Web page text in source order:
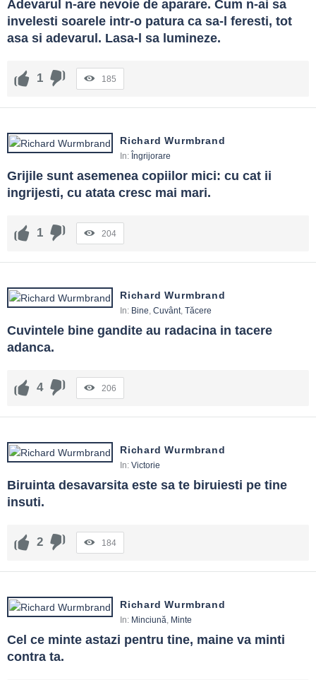
Adevarul n-are nevoie de aparare. Cum n-ai sa
invelesti soarele intr-o patura ca sa-l feresti, tot
asa si adevarul. Lasa-l sa lumineze.
1 185
Richard Wurmbrand
In: Îngrijorare
Grijile sunt asemenea copiilor mici: cu cat ii
ingrijesti, cu atata cresc mai mari.
1 204
Richard Wurmbrand
In: Bine, Cuvânt, Tăcere
Cuvintele bine gandite au radacina in tacere
adanca.
4 206
Richard Wurmbrand
In: Victorie
Biruinta desavarsita este sa te biruiesti pe tine
insuti.
2 184
Richard Wurmbrand
In: Minciună, Minte
Cel ce minte astazi pentru tine, maine va minti
contra ta.